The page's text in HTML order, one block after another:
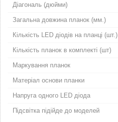
Діагональ (дюйми)
Загальна довжина планок (мм.)
Кількість LED діодів на планці (шт.)
Кількість планок в комплекті (шт)
Маркування планок
Матеріал основи планки
Напруга одного LED діода
Підсвітка підійде до моделей